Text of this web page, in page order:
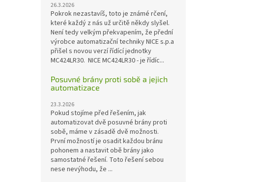
26.3.2026
Pokrok nezastavíš, toto je známé rčení,
které každý z nás už určitě někdy slyšel.
Není tedy velkým překvapením, že přední
výrobce automatizační techniky NICE s.p.a
přišel s novou verzí řídící jednotky
MC424LR30. NICE MC424LR30 - je řídíc...
Posuvné brány proti sobě a jejich
automatizace
23.3.2026
Pokud stojíme před řešením, jak
automatizovat dvě posuvné brány proti
sobě, máme v zásadě dvě možnosti.
První možností je osadit každou bránu
pohonem a nastavit obě brány jako
samostatné řešení. Toto řešení sebou
nese nevýhodu, že ...